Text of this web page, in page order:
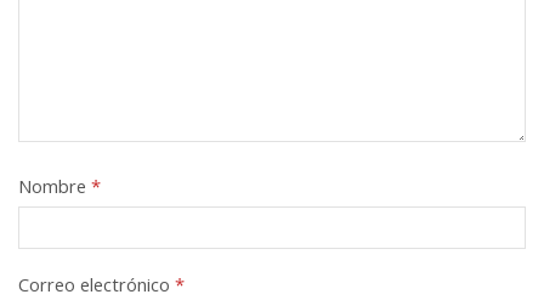
Nombre *
Correo electrónico *